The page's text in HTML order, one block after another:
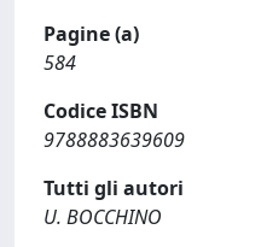
Pagine (a)
584
Codice ISBN
9788883639609
Tutti gli autori
U. BOCCHINO